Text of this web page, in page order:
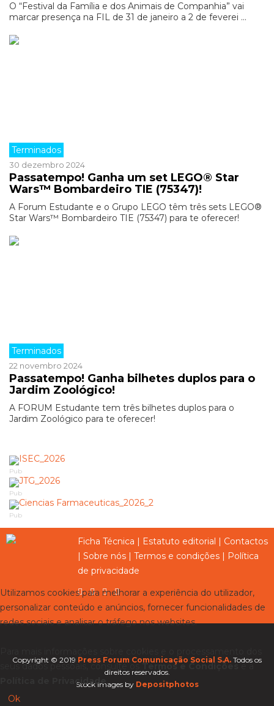
O “Festival da Família e dos Animais de Companhia” vai
marcar presença na FIL de 31 de janeiro a 2 de feverei ...
Terminados
30 dezembro 2024
Passatempo! Ganha um set LEGO® Star
Wars™ Bombardeiro TIE (75347)!
A Forum Estudante e o Grupo LEGO têm três sets LEGO®
Star Wars™ Bombardeiro TIE (75347) para te oferecer!
Terminados
22 novembro 2024
Passatempo! Ganha bilhetes duplos para o
Jardim Zoológico!
A FORUM Estudante tem três bilhetes duplos para o
Jardim Zoológico para te oferecer!
Pub
Pub
Pub
Ficha Técnica Estatuto editorial
Contactos
Sobre nós Termos e condições
Política
de privacidade
Copyright © 2019 Press Forum Comunicação Social S.A. Todos os
direitos reservados.
Stock images by Depositphotos
Utilizamos cookies para melhorar a experiência do utilizador,
personalizar conteúdo e anúncios, fornecer funcionalidades de
redes sociais e analisar o tráfego nos websites.
seus dados pessoais, consulte osTermos e Condiçõese a
Política de Privacidade.
Ok